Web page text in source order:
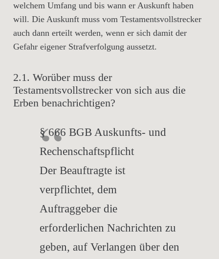
welchem Umfang und bis wann er Auskunft haben
will. Die Auskunft muss vom Testamentsvollstrecker
auch dann erteilt werden, wenn er sich damit der
Gefahr eigener Strafverfolgung aussetzt.
2.1. Worüber muss der
Testamentsvollstrecker von sich aus die
Erben benachrichtigen?
§ 666 BGB Auskunfts- und
Rechenschaftspflicht
Der Beauftragte ist
verpflichtet, dem
Auftraggeber die
erforderlichen Nachrichten zu
geben, auf Verlangen über den